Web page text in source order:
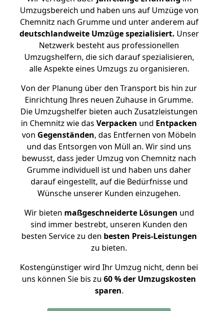
Umzugsbereich und haben uns auf Umzüge von
Chemnitz nach Grumme und unter anderem auf
deutschlandweite Umzüge spezialisiert. Unser
Netzwerk besteht aus professionellen
Umzugshelfern, die sich darauf spezialisieren,
alle Aspekte eines Umzugs zu organisieren.
Von der Planung über den Transport bis hin zur
Einrichtung Ihres neuen Zuhause in Grumme.
Die Umzugshelfer bieten auch Zusatzleistungen
in Chemnitz wie das Verpacken und Entpacken
von Gegenständen, das Entfernen von Möbeln
und das Entsorgen von Müll an. Wir sind uns
bewusst, dass jeder Umzug von Chemnitz nach
Grumme individuell ist und haben uns daher
darauf eingestellt, auf die Bedürfnisse und
Wünsche unserer Kunden einzugehen.
Wir bieten maßgeschneiderte Lösungen und
sind immer bestrebt, unseren Kunden den
besten Service zu den besten Preis-Leistungen
zu bieten.
Kostengünstiger wird Ihr Umzug nicht, denn bei
uns können Sie bis zu 60 % der Umzugskosten
sparen.